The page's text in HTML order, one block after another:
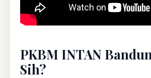
PKBM INTAN
Sih?